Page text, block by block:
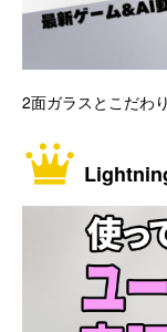
2面ガラスとこだわ